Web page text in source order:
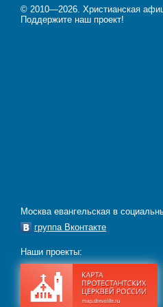
© 2010—2026. Христианская
Поддержите наш проект!
Москва евангельская в
группа Вконтакте
Наши проекты: